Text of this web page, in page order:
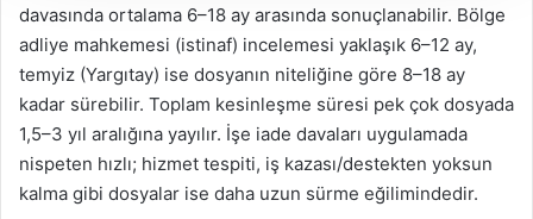
davasında ortalama 6–18 ay arasında sonuçlanabilir. Bölge
adliye mahkemesi (istinaf) incelemesi yaklaşık 6–12 ay,
temyiz (Yargıtay) ise dosyanın niteliğine göre 8–18 ay
kadar sürebilir. Toplam kesinleşme süresi pek çok dosyada
1,5–3 yıl aralığına yayılır. İşe iade davaları uygulamada
nispeten hızlı; hizmet tespiti, iş kazası/destekten yoksun
kalma gibi dosyalar ise daha uzun sürme eğilimindedir.